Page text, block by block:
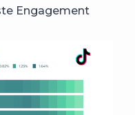
Engagement